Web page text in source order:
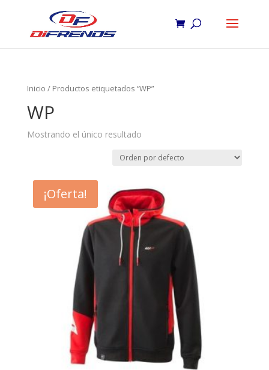
Inicio / Productos etiquetados “WP”
WP
Mostrando el único resultado
¡Oferta!